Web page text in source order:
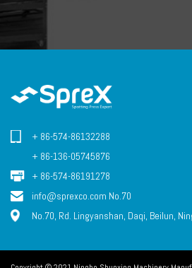
+ 86-574-86132288
+ 86-136-05745876
+ 86-574-86191278
info@sprexco.com No.70
No.70, Rd. Lingyanshan, Daqi, Beilun,